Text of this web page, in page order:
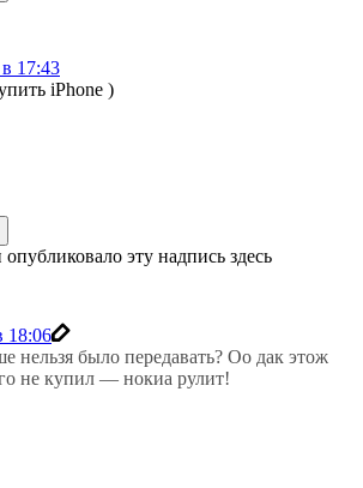
17:43
iPhone )
эту надпись здесь
18:06
нельзя было передавать? Оо дак этож
не купил — нокиа рулит!